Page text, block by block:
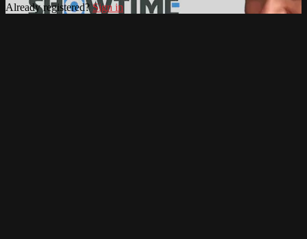
Already registered?Sign in